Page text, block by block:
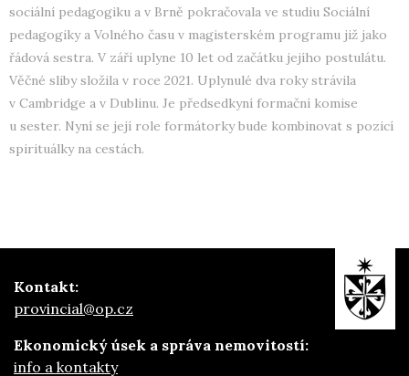
sociální pedagogiku a v Brně pokračovala ve studiu Sociální
pedagogiky a Volného času v magisterském programu již jako
řádová sestra. V září uplyne 10 let od začátku jejího postulátu.
Věčné sliby složila v roce 2021. Uplynulé dva roky strávila
v Cambridge a v Dublinu. Je předsedkyní formační komise
u sester. Nyní se její role formátorky bude kombinovat s pozicí
spirituálky na cestách.
Kontakt:
provincial@op.cz
Ekonomický úsek a správa nemovitostí:
info a kontakty